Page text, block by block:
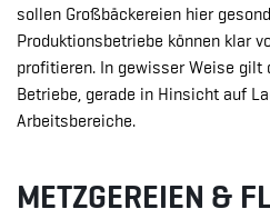
sollen Großbäckereien hier
Produktionsbetriebe können klar
profitieren. In gewisser Weise gilt
Betriebe, gerade in Hinsicht auf
Arbeitsbereiche.
METZGEREIEN &